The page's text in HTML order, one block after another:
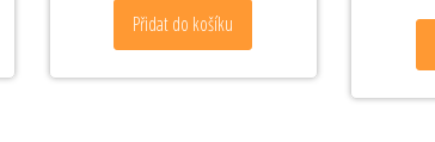
Přidat do košíku